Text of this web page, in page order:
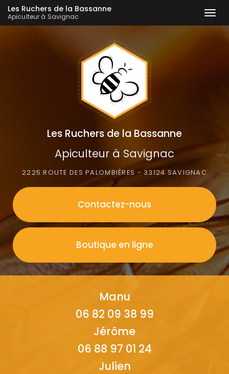
Les Ruchers de la Bassanne
Apiculteur à Savignac
Les Ruchers de la Bassanne
Apiculteur à Savignac
2225 ROUTE DES PALOMBIÈRES - 33124 SAVIGNAC
Contactez-nous
Boutique en ligne
Manu
06 82 09 38 99
Jérôme
06 88 97 01 24
Julien